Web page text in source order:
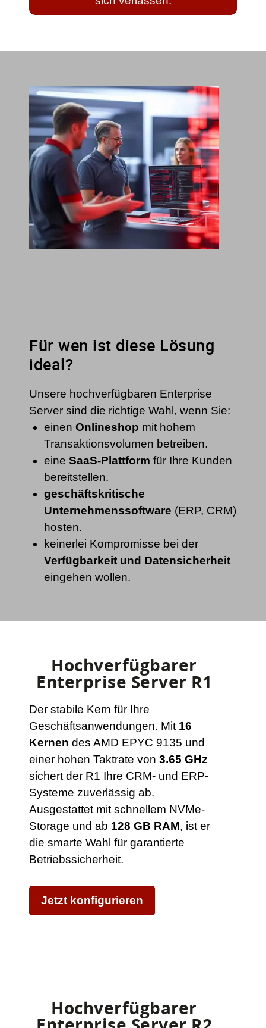
Für wen ist diese Lösung
ideal?
Unsere hochverfügbaren Enterprise
Server sind die richtige Wahl, wenn Sie:
einen Onlineshop mit hohem
Transaktionsvolumen betreiben.
eine SaaS-Plattform für Ihre Kunden
bereitstellen.
geschäftskritische
Unternehmenssoftware (ERP, CRM)
hosten.
keinerlei Kompromisse bei der
Verfügbarkeit und Datensicherheit
eingehen wollen.
Hochverfügbarer
Enterprise Server R1
Der stabile Kern für Ihre
Geschäftsanwendungen. Mit 16
Kernen des AMD EPYC 9135 und
einer hohen Taktrate von 3.65 GHz
sichert der R1 Ihre CRM- und ERP-
Systeme zuverlässig ab.
Ausgestattet mit schnellem NVMe-
Storage und ab 128 GB RAM, ist er
die smarte Wahl für garantierte
Betriebssicherheit.
Jetzt konfigurieren
Hochverfügbarer